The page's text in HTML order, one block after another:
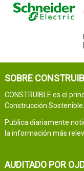
SOBRE
CONSTRUIBLE es el
Construcción Sostenible.
Publica diariamente
la información más
AUDITADO POR